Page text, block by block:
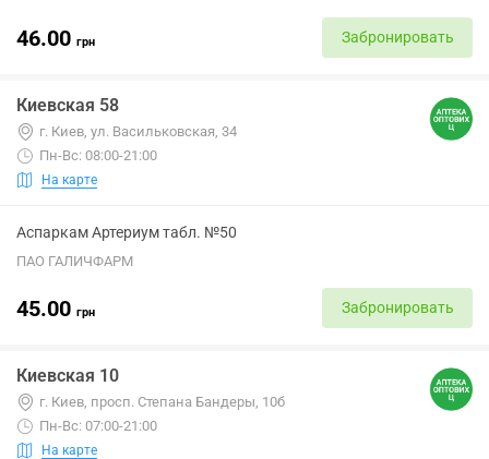
46.00 грн Забронировать
Киевская 58
г. Киев, ул. Васильковская, 34
Пн-Вс: 08:00-21:00
На карте
Аспаркам Артериум табл. №50
ПАО ГАЛИЧФАРМ
45.00 грн Забронировать
Киевская 10
г. Киев, просп. Степана Бандеры, 10б
Пн-Вс: 07:00-21:00
На карте